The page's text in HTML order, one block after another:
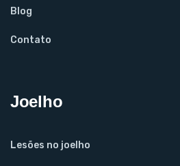
Blog
Contato
Joelho
Lesões no joelho